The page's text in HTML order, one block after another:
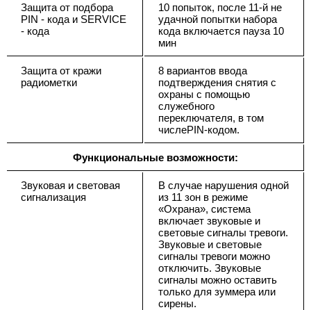
Защита от подбора
PIN - кода и SERVICE
- кода
10 попыток, после 11-й не
удачной попытки набора
кода включается пауза 10
мин
Защита от кражи
радиометки
8 вариантов ввода
подтверждения снятия с
охраны с помощью
служебного
переключателя, в том
числеPIN-кодом.
Функциональные возможности:
Звуковая и световая
сигнализация
В случае нарушения одной
из 11 зон в режиме
«Охрана», система
включает звуковые и
световые сигналы тревоги.
Звуковые и световые
сигналы тревоги можно
отключить. Звуковые
сигналы можно оставить
только для зуммера или
сирены.